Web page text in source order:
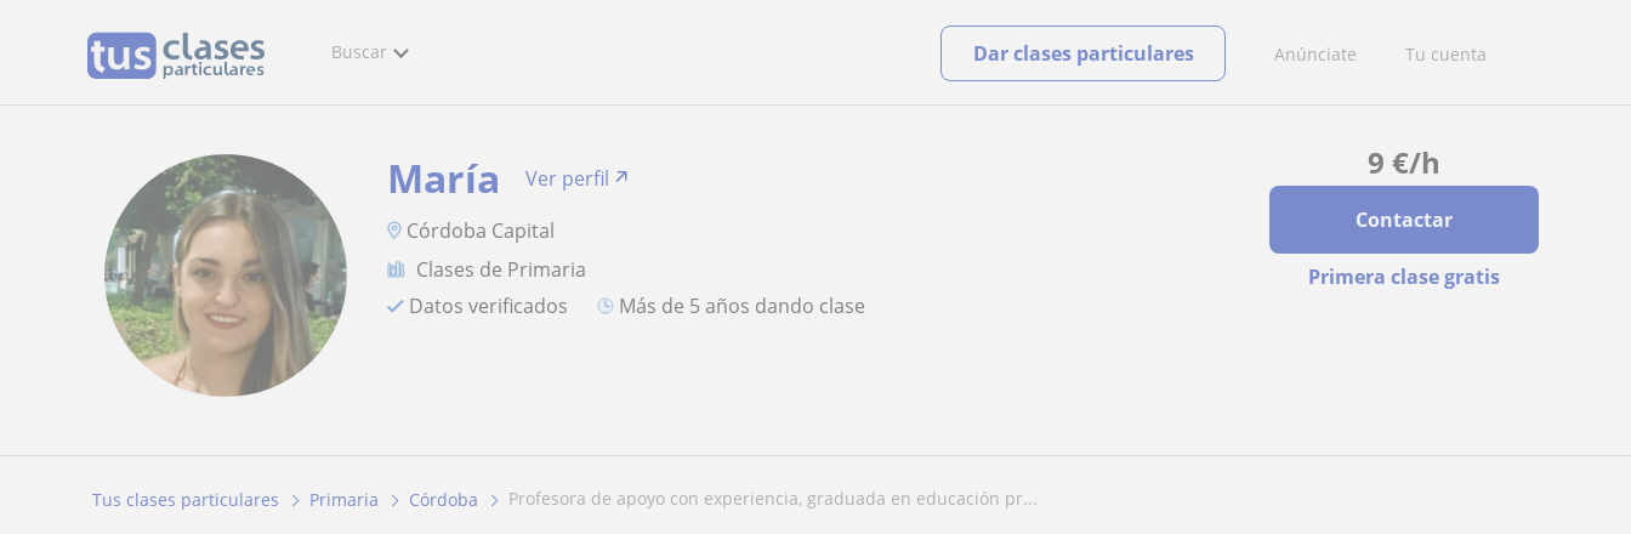
Buscar Anúnciate Tu cuenta
Dar clases particulares
9 €/h
Contactar
Primera clase gratis
María
Ver perfil
Córdoba Capital
Clases de Primaria
Datos verificados
más de 5 años dando clase
Tus clases particulares Primaria Córdoba profesora de apoyo con experiencia, graduada en educación pr...